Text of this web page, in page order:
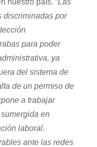
discriminadas por
para poder
ya
del sistema de
de un permiso de
a trabajar
en
laboral.
ante las redes